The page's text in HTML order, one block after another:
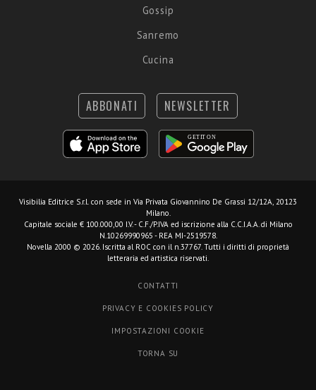
Gossip
Sanremo
Cucina
ABBONATI NEWSLETTER
Visibilia Editrice S.r.l. con sede in Via Privata Giovannino De Grassi 12/12A, 20123
Milano.
Capitale sociale € 100.000,00 I.V. - C.F./P.IVA ed iscrizione alla C.C.I.A.A. di Milano
N.10269990965 - REA MI-2519578.
Novella 2000 © 2026. Iscritta al ROC con il n.37767. Tutti i diritti di proprietà
letteraria ed artistica riservati.
CONTATTI
PRIVACY E COOKIES POLICY
IMPOSTAZIONI COOKIE
TORNA SU